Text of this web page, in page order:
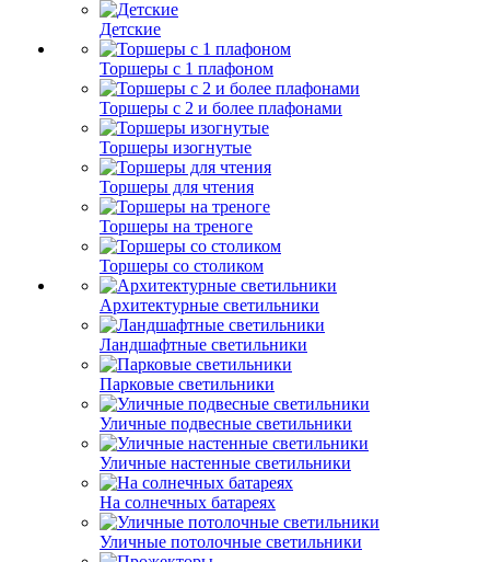
Детские
Торшеры с 1 плафоном
Торшеры с 2 и более плафонами
Торшеры изогнутые
Торшеры для чтения
Торшеры на треноге
Торшеры со столиком
Архитектурные светильники
Ландшафтные светильники
Парковые светильники
Уличные подвесные светильники
Уличные настенные светильники
На солнечных батареях
Уличные потолочные светильники